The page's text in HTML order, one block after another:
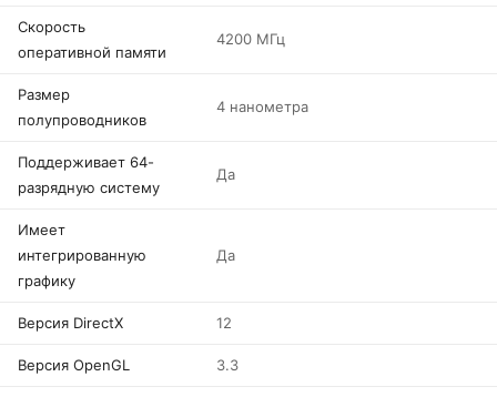
Скорость
оперативной памяти
4200 МГц
Размер
полупроводников
4 нанометра
Поддерживает 64-
разрядную систему
Да
Имеет
интегрированную
графику
Да
Версия DirectX 12
Версия OpenGL 3.3